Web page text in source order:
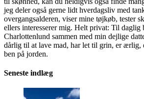
jeg deler også gerne lidt hverdagsliv med
overgangsalderen, viser mine tøjkøb, tester
ellers interesserer mig. Helt privat: Til daglig
Charlottenlund sammen med min dejlige
dårlig til at lave mad, har let til grin, er ærlig,
ben på jorden.
Seneste indlæg